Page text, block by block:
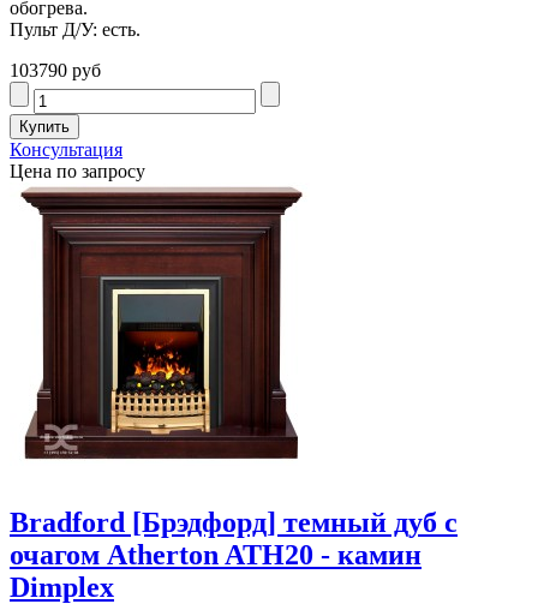
обогрева.
Пульт Д/У: есть.
103790 руб
Консультация
Цена по запросу
Bradford [Брэдфорд] темный дуб с
очагом Atherton ATH20 - камин
Dimplex